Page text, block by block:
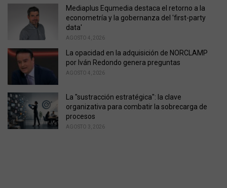
Mediaplus Equmedia destaca el retorno a la
econometría y la gobernanza del 'first-party
data'
AGOSTO 4, 2026
La opacidad en la adquisición de NORCLAMP
por Iván Redondo genera preguntas
AGOSTO 4, 2026
La "sustracción estratégica": la clave
organizativa para combatir la sobrecarga de
procesos
AGOSTO 3, 2026